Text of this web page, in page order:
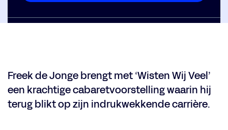
Freek de Jonge brengt met ‘Wisten Wij Veel’
een krachtige cabaretvoorstelling waarin hij
terug blikt op zijn indrukwekkende carrière.